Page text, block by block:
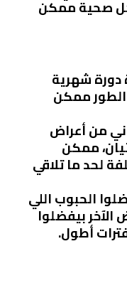
صحية ممكن
دورة شهرية
الطور ممكن
من أعراض
ممكن
لحد ما تلاقي
الحبوب اللي
الآخر بيفضلوا
أطول.